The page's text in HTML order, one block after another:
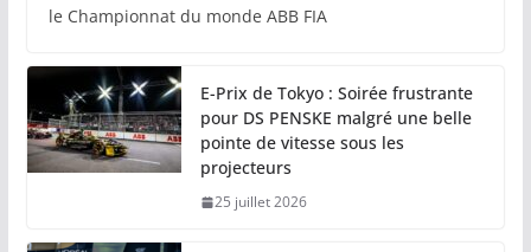
le Championnat du monde ABB FIA
E-Prix de Tokyo : Soirée frustrante
pour DS PENSKE malgré une belle
pointe de vitesse sous les
projecteurs
25 juillet 2026